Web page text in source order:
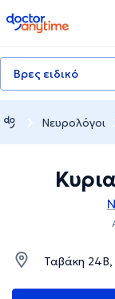
doctoranytime
Βρες ειδικό
Νευρολόγοι
Ταβάκη